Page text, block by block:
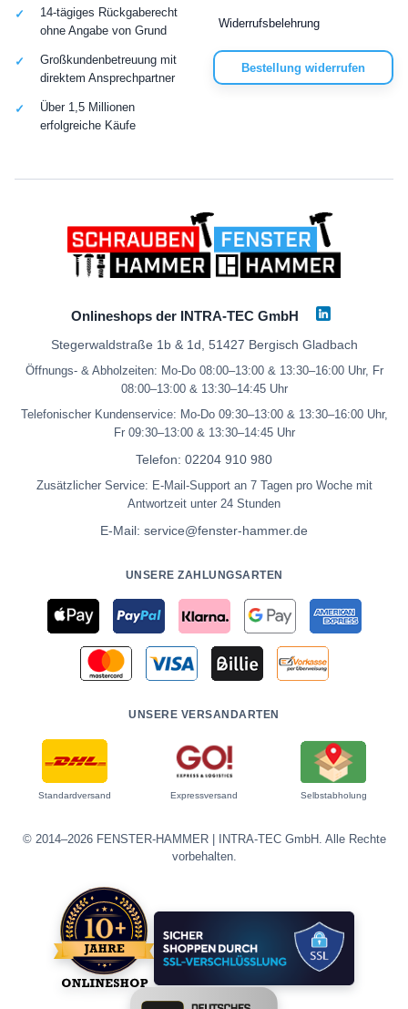
Widerrufsbelehrung
Bestellung widerrufen
14-tägiges Rückgaberecht
ohne Angabe von Grund
Großkundenbetreuung mit
direktem Ansprechpartner
Über 1,5 Millionen
erfolgreiche Käufe
Onlineshops der INTRA-TEC GmbH
Stegerwaldstraße 1b & 1d, 51427 Bergisch Gladbach
Öffnungs- & Abholzeiten: Mo-Do 08:00–13:00 & 13:30–16:00 Uhr, Fr
08:00–13:00 & 13:30–14:45 Uhr
Telefonischer Kundenservice: Mo-Do 09:30–13:00 & 13:30–16:00 Uhr,
Fr 09:30–13:00 & 13:30–14:45 Uhr
Telefon: 02204 910 980
Zusätzlicher Service: E-Mail-Support an 7 Tagen pro Woche mit
Antwortzeit unter 24 Stunden
E-Mail: service@fenster-hammer.de
UNSERE ZAHLUNGSARTEN
UNSERE VERSANDARTEN
Standardversand Expressversand Selbstabholung
© 2014–2026 FENSTER-HAMMER | INTRA-TEC GmbH. Alle Rechte
vorbehalten.